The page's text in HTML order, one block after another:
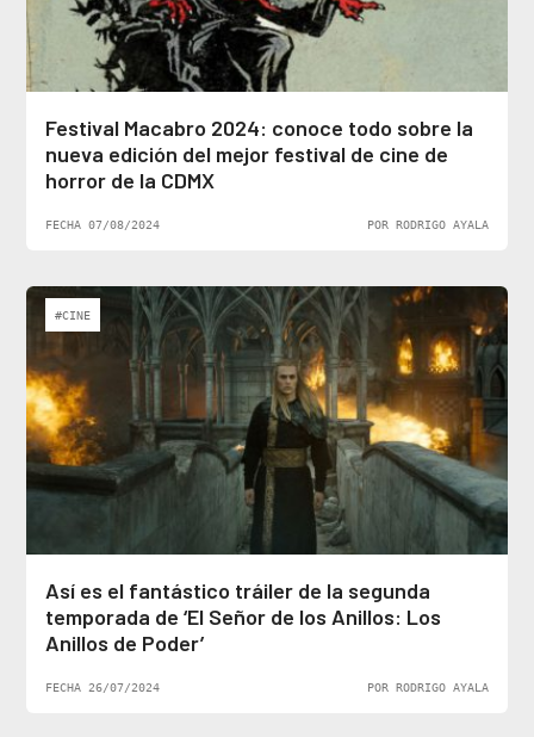
Festival Macabro 2024: conoce todo sobre la
nueva edición del mejor festival de cine de
horror de la CDMX
FECHA 07/08/2024 POR RODRIGO AYALA
#CINE
Así es el fantástico tráiler de la segunda
temporada de ‘El Señor de los Anillos: Los
Anillos de Poder’
FECHA 26/07/2024 POR RODRIGO AYALA